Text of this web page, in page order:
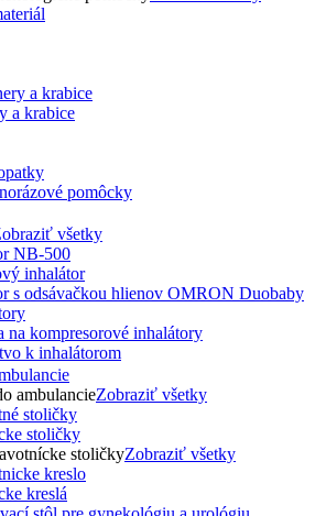
a krabice
pomôcky
všetky
inhalátor
k inhalátorom
ambulancieZobraziť všetky
stoličky
stoličkyZobraziť všetky
kreslá